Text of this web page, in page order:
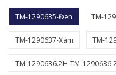
TM-1290635-Đen TM-
TM-1290637-Xám TM-
TM-1290636.2H-TM-1290636